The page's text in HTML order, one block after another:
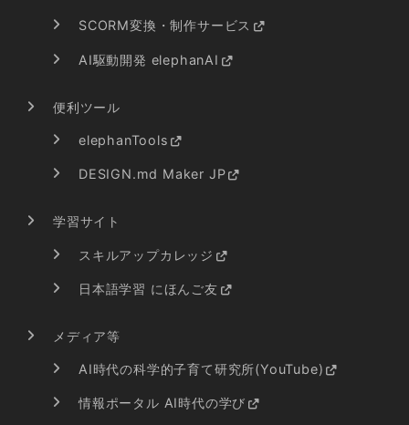
SCORM変換・制作サービス
AI駆動開発 elephanAI
便利ツール
elephanTools
DESIGN.md Maker JP
学習サイト
スキルアップカレッジ
日本語学習 にほんご友
メディア等
AI時代の科学的子育て研究所(YouTube)
情報ポータル AI時代の学び